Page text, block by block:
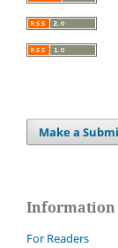
Make a
Information
For Readers